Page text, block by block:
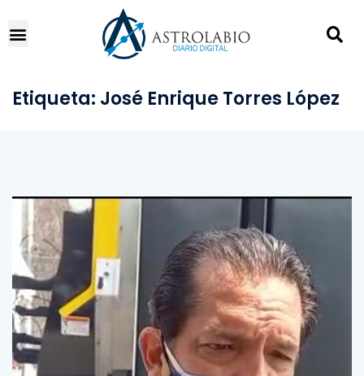
Etiqueta: José Enrique Torres López